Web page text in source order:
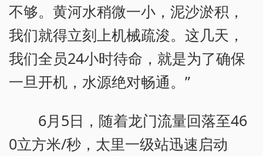
不够。黄河水稍微一小，泥沙淤积，
我们就得立刻上机械疏浚。这几天，
我们全员24小时待命，就是为了确保
一旦开机，水源绝对畅通。”
6月5日，随着龙门流量回落至46
0立方米/秒，太里一级站迅速启动